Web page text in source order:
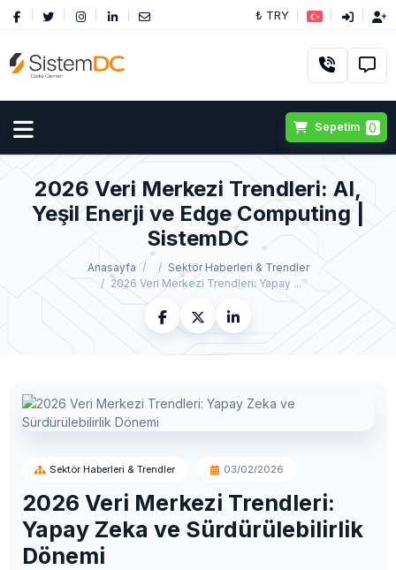
₺ TRY
Sepetim 0
2026 Veri Merkezi Trendleri: AI,
Yeşil Enerji ve Edge Computing |
SistemDC
Anasayfa
Sektör Haberleri & Trendler
2026 Veri Merkezi Trendleri: Yapay ...
Sektör Haberleri & Trendler 03/02/2026
2026 Veri Merkezi Trendleri:
Yapay Zeka ve Sürdürülebilirlik
Dönemi